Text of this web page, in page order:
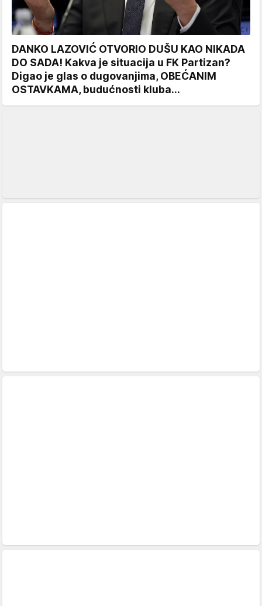
DANKO LAZOVIĆ OTVORIO DUŠU KAO NIKADA
DO SADA! Kakva je situacija u FK Partizan?
Digao je glas o dugovanjima, OBEĆANIM
OSTAVKAMA, budućnosti kluba...